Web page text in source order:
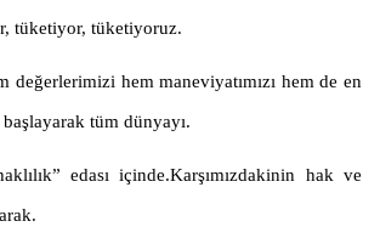
tüketiyor, tüketiyoruz.
değerlerimizi hem maneviyatımızı hem de en
tüm dünyayı.
edası içinde.Karşımızdakinin hak ve